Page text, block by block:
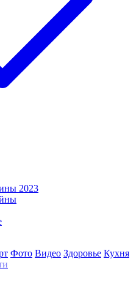
2023
Фото Видео Здоровье Кухня